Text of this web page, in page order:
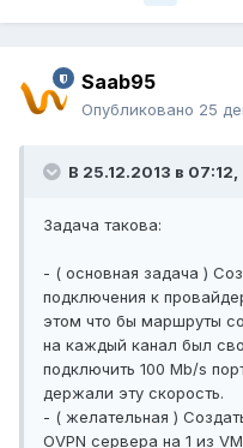
Saab95
Опубликовано 25
В 25.12.2013 в 07:12,
Задача такова:
- ( основная задача )
подключения к
этом что бы маршруты
на каждый канал был
подключить 100 Mb/s
держали эту скорость.
- ( желательная )
OVPN сервера на 1 из